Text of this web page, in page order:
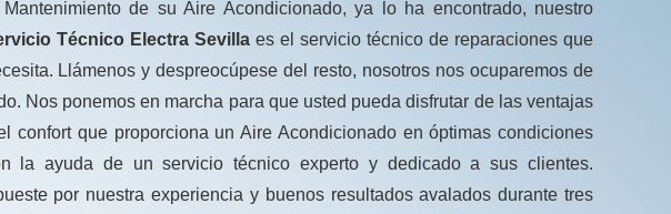
de su Aire Acondicionado, ya lo ha encontrado, nuestro
Técnico Electra Sevilla es el servicio técnico de reparaciones que
Llámenos y despreocúpese del resto, nosotros nos ocuparemos de
Nos ponemos en marcha para que usted pueda disfrutar de las ventajas
confort que proporciona un Aire Acondicionado en óptimas condiciones
la ayuda de un servicio técnico experto y dedicado a sus clientes.
por nuestra experiencia y buenos resultados avalados durante tres